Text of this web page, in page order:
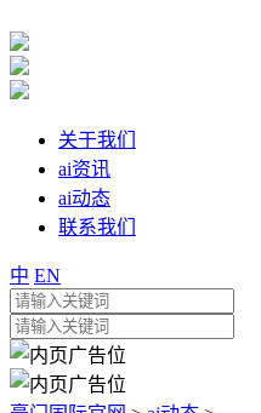
关于我们
ai资讯
ai动态
联系我们
中 EN